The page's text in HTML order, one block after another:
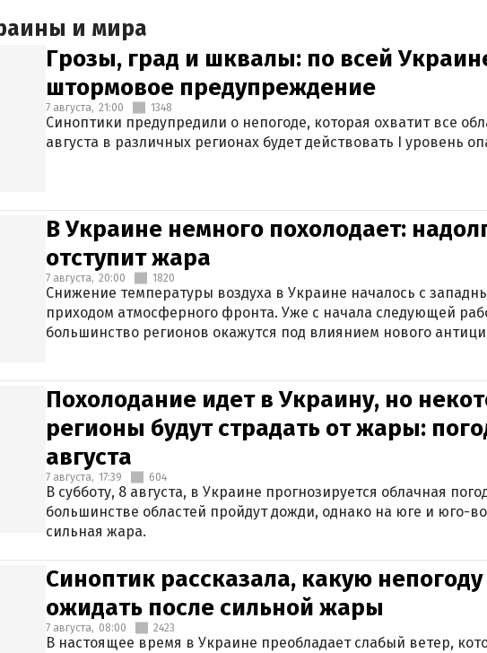
и мира
Грозы, град и шквалы: по всей
штормовое предупреждение
7 августа, 21:00 1348
Синоптики предупредили о непогоде, которая охватит все
августа в различных регионах будет действовать I уровень
В Украине немного похолодает:
отступит жара
7 августа, 20:00 1820
Снижение температуры воздуха в Украине началось с
приходом атмосферного фронта. Уже с начала следующей
большинство регионов окажутся под влиянием нового
Похолодание идет в Украину, но
регионы будут страдать от жары:
августа
7 августа, 17:39 604
В субботу, 8 августа, в Украине прогнозируется облачная
большинстве областей пройдут дожди, однако на юге и юго-
сильная жара.
Синоптик рассказала, какую непогоду
ожидать после сильной жары
7 августа, 08:00 2423
В настоящее время в Украине преобладает слабый ветер,